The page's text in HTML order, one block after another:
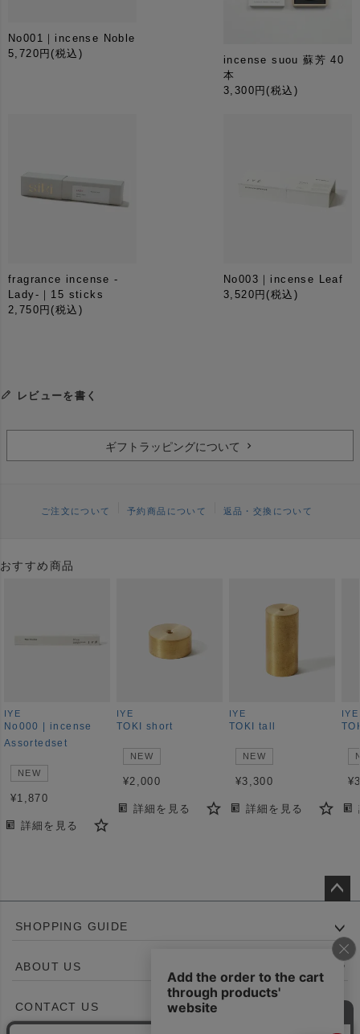
No001｜incense Noble
5,720円 (税込)
incense suou 蘇芳 40
本
3,300円 (税込)
fragrance incense -
Lady-｜15 sticks
2,750円 (税込)
No003｜incense Leaf
3,520円 (税込)
レビューを書く
ギフトラッピングについて
ご注文について 予約商品について 返品・交換について
おすすめ商品
IYE
No000 | incense
Assortedset
NEW
¥1,870
詳細を見る
IYE
TOKI short
NEW
¥2,000
詳細を見る
IYE
TOKI tall
NEW
¥3,300
詳細を見る
IYE
¥
ジト
ップ
SHOPPING GUIDE
ABOUT US
CONTACT US